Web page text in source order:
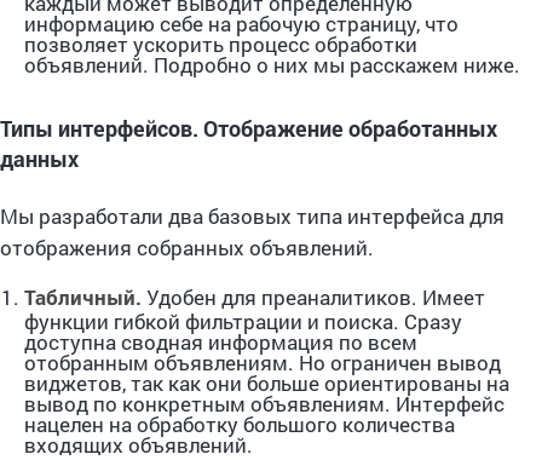
информацию себе на рабочую страницу, что
позволяет ускорить процесс обработки
объявлений. Подробно о них мы расскажем ниже.
Типы интерфейсов. Отображение обработанных
данных
Мы разработали два базовых типа интерфейса для
отображения собранных объявлений.
Табличный. Удобен для преаналитиков. Имеет
функции гибкой фильтрации и поиска. Сразу
доступна сводная информация по всем
отобранным объявлениям. Но ограничен вывод
виджетов, так как они больше ориентированы на
вывод по конкретным объявлениям. Интерфейс
нацелен на обработку большого количества
входящих объявлений.